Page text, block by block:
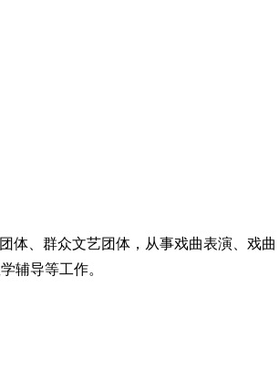
体、群众文艺团体，从事戏曲表演、戏曲
辅导等工作。